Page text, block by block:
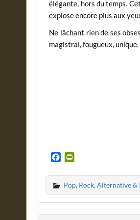
élégante, hors du temps.
explose encore plus aux
Ne lâchant rien de ses
magistral, fougueux,
c
e
b
o
o
i
n
t
F
r
Pop, Rock, Alternative